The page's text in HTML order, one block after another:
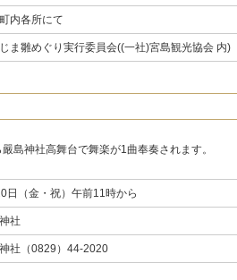
内各所にて
ま雛めぐり実行委員会((一社)宮島観光協会 内)
島神社高舞台で舞楽が1曲奉奏されます。
日（金・祝）午前11時から
社
社（0829）44-2020